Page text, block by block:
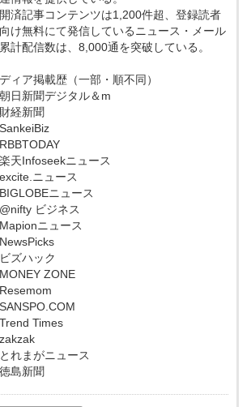
済記事コンテンツは1,200件超、登録読者
け無料にて発信しているニュース・メール
計配信数は、8,000通を突破している。
ィア掲載歴（一部・順不同）
朝日新聞デジタル＆m
財経新聞
SankeiBiz
RBBTODAY
楽天Infoseekニュース
excite.ニュース
BIGLOBEニュース
@nifty ビジネス
Mapionニュース
NewsPicks
ビズハック
MONEY ZONE
Resemom
SANSPO.COM
Trend Times
zakzak
とれまがニュース
徳島新聞